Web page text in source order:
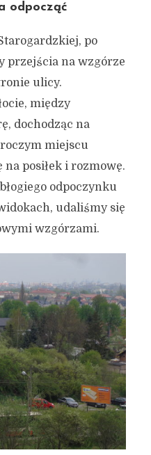
odpocząć
po
przejścia na wzgórze
ulicy.
między
dochodząc na
miejscu
posiłek i rozmowę.
odpoczynku
udaliśmy się
wzgórzami.